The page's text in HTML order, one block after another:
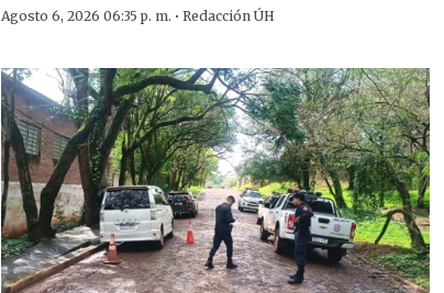
Agosto 6, 2026 06:35 p. m. ·Redacción ÚH